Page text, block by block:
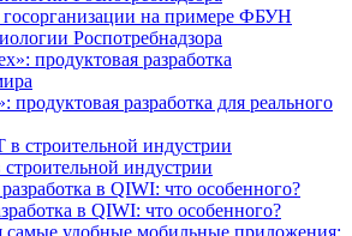
на примере ФБУН
Роспотребнадзора
продуктовая разработка для реального
индустрии
в QIWI: что особенного?